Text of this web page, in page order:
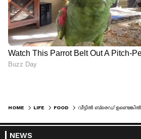
HOME LIFE FOOD
NEWS